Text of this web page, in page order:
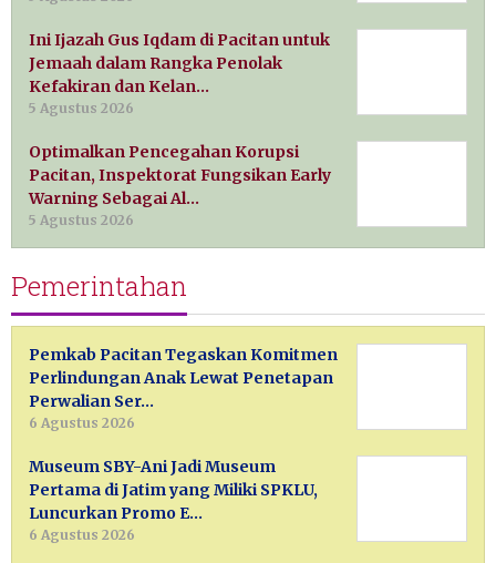
Ini Ijazah Gus Iqdam di Pacitan untuk
Jemaah dalam Rangka Penolak
Kefakiran dan Kelan…
5 Agustus 2026
Optimalkan Pencegahan Korupsi
Pacitan, Inspektorat Fungsikan Early
Warning Sebagai Al…
5 Agustus 2026
Pemerintahan
Pemkab Pacitan Tegaskan Komitmen
Perlindungan Anak Lewat Penetapan
Perwalian Ser…
6 Agustus 2026
Museum SBY-Ani Jadi Museum
Pertama di Jatim yang Miliki SPKLU,
Luncurkan Promo E…
6 Agustus 2026